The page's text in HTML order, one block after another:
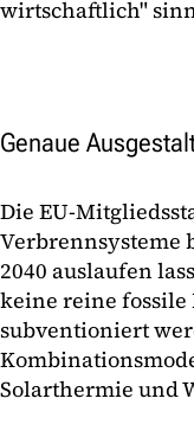
wirtschaftlich"
Genaue
Die EU-
Verbrennsysteme
2040 auslaufen
keine reine
subventioniert
Solarthermie und